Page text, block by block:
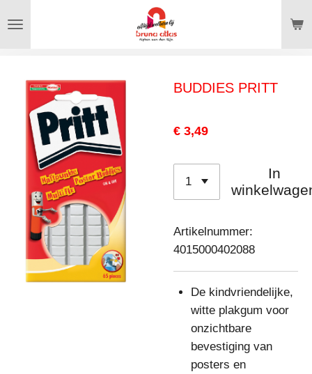
direct
hoofdinhoud
BUDDIES PRITT
€ 3,49
In
Artikelnummer:
4015000402088
De kindvriendelijke,
witte plakgum voor
onzichtbare
bevestiging van
posters en